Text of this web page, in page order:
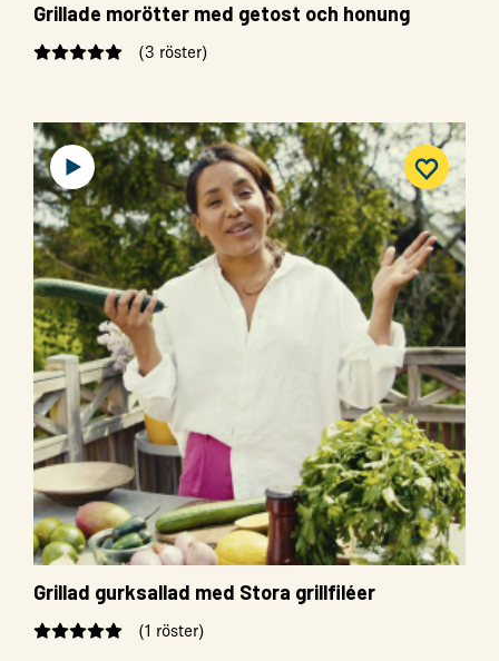
Grillade morötter med getost och honung
(3 röster)
Grillad gurksallad med Stora grillfiléer
(1 röster)